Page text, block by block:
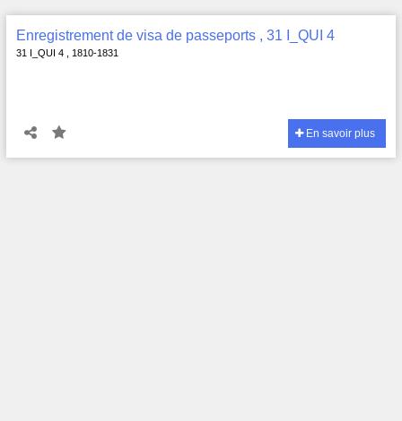
Enregistrement de visa de passeports , 31 I_QUI 4
31 I_QUI 4 , 1810-1831
En savoir plus